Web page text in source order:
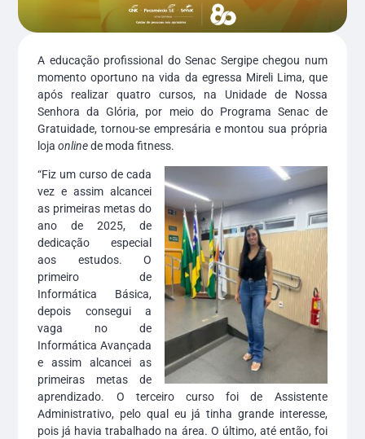
A educação profissional do Senac Sergipe chegou num
momento oportuno na vida da egressa Mireli Lima, que
após realizar quatro cursos, na Unidade de Nossa
Senhora da Glória, por meio do Programa Senac de
Gratuidade, tornou-se empresária e montou sua própria
loja onlinede moda fitness.
“Fiz um curso de cada
vez e assim alcancei
as primeiras metas do
ano de 2025, de
dedicação especial
aos estudos. O
primeiro de
Informática Básica,
depois consegui a
vaga no de
Informática Avançada
e assim alcancei as
primeiras metas de
aprendizado. O terceiro curso foi de Assistente
Administrativo, pelo qual eu já tinha grande interesse,
pois já havia trabalhado na área. O último, até então, foi